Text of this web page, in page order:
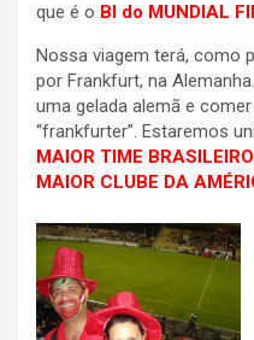
que é o BI do MUNDIAL
Nossa viagem terá, como
por Frankfurt, na
uma gelada alemã e
“frankfurter”. Estaremos
MAIOR TIME
MAIOR CLUBE DA